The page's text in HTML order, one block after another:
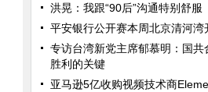
洪晃：我跟“90后”沟通特别舒服
平安银行公开赛本周北京清河湾
专访台湾新党主席郁慕明：国共
胜利的关键
亚马逊5亿收购视频技术商